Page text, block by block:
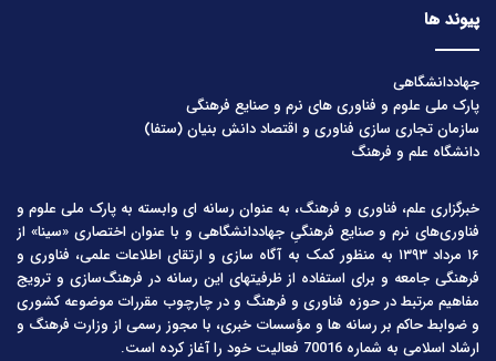
پیوند ها
جهاددانشگاهی
پارک ملی علوم و فناوری های نرم و صنایع فرهنگی
سازمان تجاری سازی فناوری و اقتصاد دانش بنیان (ستفا)
دانشگاه علم و فرهنگ
خبرگزاری علم، فناوری و فرهنگ، به عنوان رسانه ای وابسته به پارک ملی علوم و
فناوری‌های نرم و صنایع فرهنگیِ جهاددانشگاهی و با عنوان اختصاری «سینا» از
۱۶ مرداد ۱۳۹۳ به منظور کمک به آگاه سازی و ارتقای اطلاعات علمی، فناوری و
فرهنگی جامعه و برای استفاده از ظرفیتهای این رسانه در فرهنگ‌سازی و ترویج
مفاهیم مرتبط در حوزه فناوری و فرهنگ و در چارچوب مقررات موضوعه کشوری
و ضوابط حاکم بر رسانه ها و مؤسسات خبری، با مجوز رسمی از وزارت فرهنگ و
ارشاد اسلامی به شماره 70016 فعالیت خود را آغاز کرده است.